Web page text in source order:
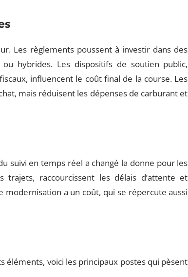
Les règlements poussent à investir dans des
hybrides. Les dispositifs de soutien public,
influencent le coût final de la course. Les
mais réduisent les dépenses de carburant et
suivi en temps réel a changé la donne pour les
raccourcissent les délais d’attente et
a un coût, qui se répercute aussi
éléments, voici les principaux postes qui pèsent